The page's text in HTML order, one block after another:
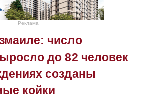
Реклама
число
до 82 человек
созданы
койки